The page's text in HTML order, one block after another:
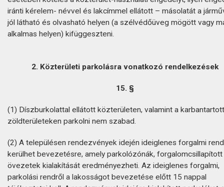
iránti kérelem- névvel és lakcímmel ellátott – másolatát a
jól látható és olvasható helyen (a szélvédőüveg mögött vagy
alkalmas helyen) kifüggeszteni.
2. Közterületi parkolásra vonatkozó rendelkezések
15. §
(1) Díszburkolattal ellátott közterületen, valamint a karbantartott
zöldterületeken parkolni nem szabad.
(2) A településen rendezvények idején ideiglenes forgalmi rend
kerülhet bevezetésre, amely parkolózónák, forgalomcsillapított
övezetek kialakítását eredményezheti. Az ideiglenes forgalmi,
parkolási rendről a lakosságot bevezetése előtt 15 nappal